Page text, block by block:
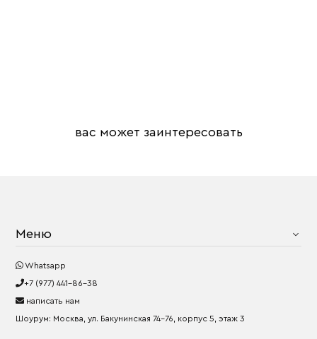
вас может заинтересовать
Меню
Whatsapp
+7 (977) 441-86-38
написать нам
Шоурум: Москва, ул. Бакунинская 74-76, корпус 5, этаж 3